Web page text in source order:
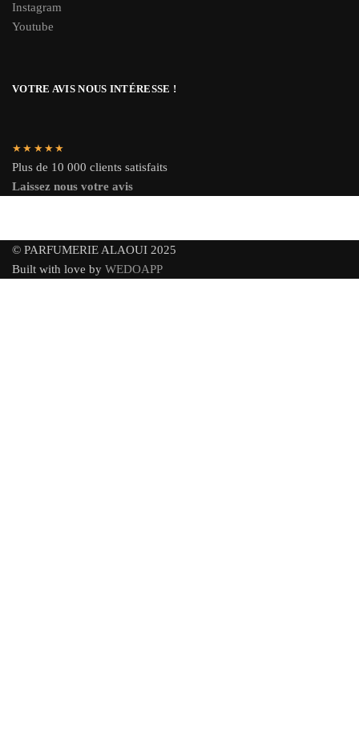
Instagram
Youtube
VOTRE AVIS NOUS INTÉRESSE !
★★★★★
Plus de 10 000 clients satisfaits
Laissez nous votre avis
© PARFUMERIE ALAOUI 2025
Built with love by WEDOAPP